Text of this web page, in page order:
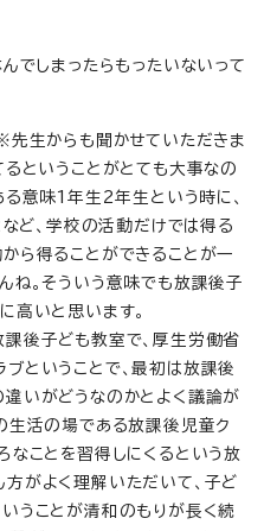
でしまったらもったいないって
生からも聞かせていただきま
るということがとても大事なの
る意味1年生2年生という時に、
など、学校の活動だけでは得る
ら得ることができることが一
ね。そういう意味でも放課後子
高いと思います。
後子ども教室で、厚生労働省
ということで、最初は放課後
いがどうなのかとよく議論が
生活の場である放課後児童ク
なことを習得しにくるという放
がよく理解いただいて、子ど
うことが清和のもりが長く続